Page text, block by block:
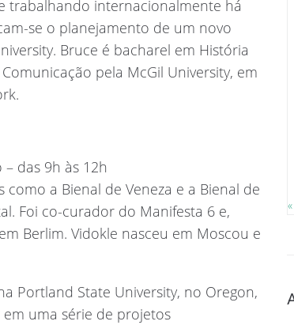
trabalhando internacionalmente há
se o planejamento de um novo
Bruce é bacharel em História
pela McGil University, em
das 9h às 12h
a Bienal de Veneza e a Bienal de
Foi co-curador do Manifesta 6 e,
Berlim. Vidokle nasceu em Moscou e
Portland State University, no Oregon,
uma série de projetos